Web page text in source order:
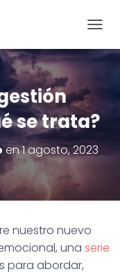
A
R
M
D
E
se trata?
en1 agosto, 2023
nuestro nuevo
una serie
para abordar,